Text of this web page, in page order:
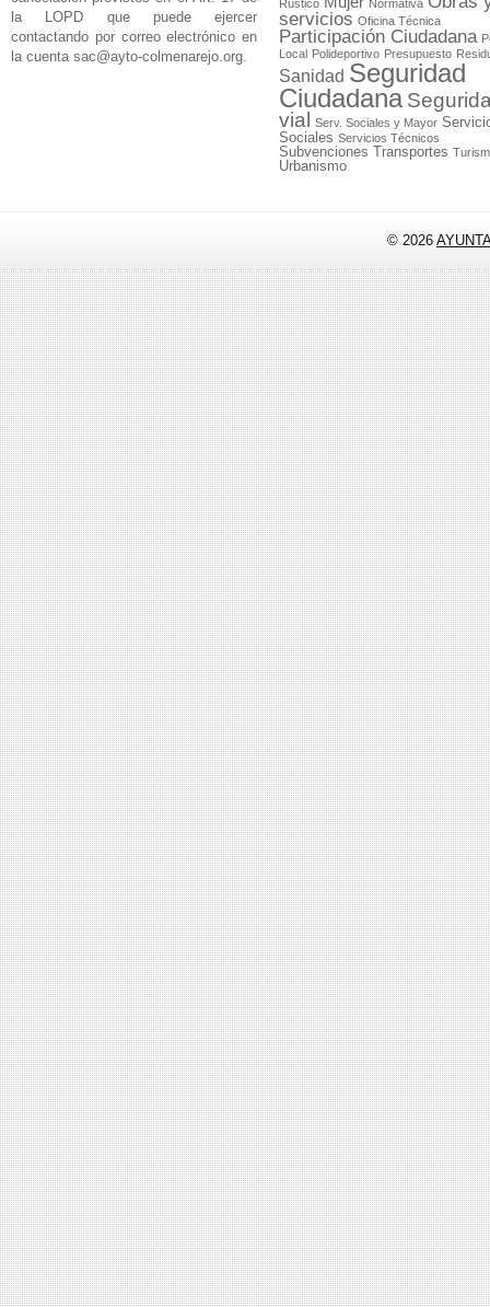
la LOPD que puede ejercer
contactando por correo electrónico en
la cuenta sac@ayto-colmenarejo.org.
Rústico
Normativa
servicios Oficina Técnica
Participación Ciudadana
Local Polideportivo Presupuesto
Sanidad Seguridad
Ciudadana
vial
Serv. Sociales y Mayor
Sociales Servicios Técnicos
Subvenciones Transportes
Urbanismo
© 2026